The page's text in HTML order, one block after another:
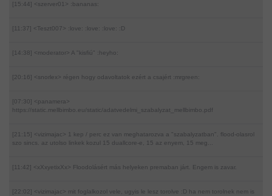
[15:44] <szerver01> :bananas:
[11:37] <Teszt007> :love: :love: :love: :D
[14:38] <moderator> A "kisfiú" :heyho:
[20:16] <snorlex> régen hogy odavoltatok ezért a csajért :mrgreen:
[07:30] <panamera>
https://static.mellbimbo.eu/static/adatvedelmi_szabalyzat_mellbimbo.pdf
[21:15] <vizimajac> 1 kep / perc ez van meghatarozva a "szabalyzatban". flood-olasrol
szo sincs. az utolso linkek kozul 15 duallcore-e, 15 az enyem, 15 meg...
[11:42] <xXxyetixXx> Floodolásért más helyeken premaban járt. Engem is zavar.
[22:02] <vizimajac>
mit foglalkozol vele, ugyis le lesz torolve :D ha nem torolnek nem is